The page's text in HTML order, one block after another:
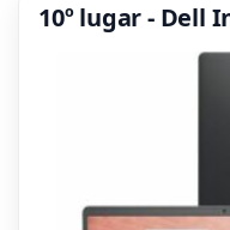
10º lugar - Dell